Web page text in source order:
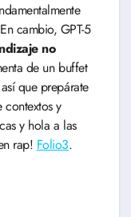
cambio, GPT-5
no
de un buffet
que prepárate
contextos y
y hola a las
rap! Folio3.